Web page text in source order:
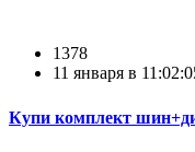
1378
11 января в
Купи комплект